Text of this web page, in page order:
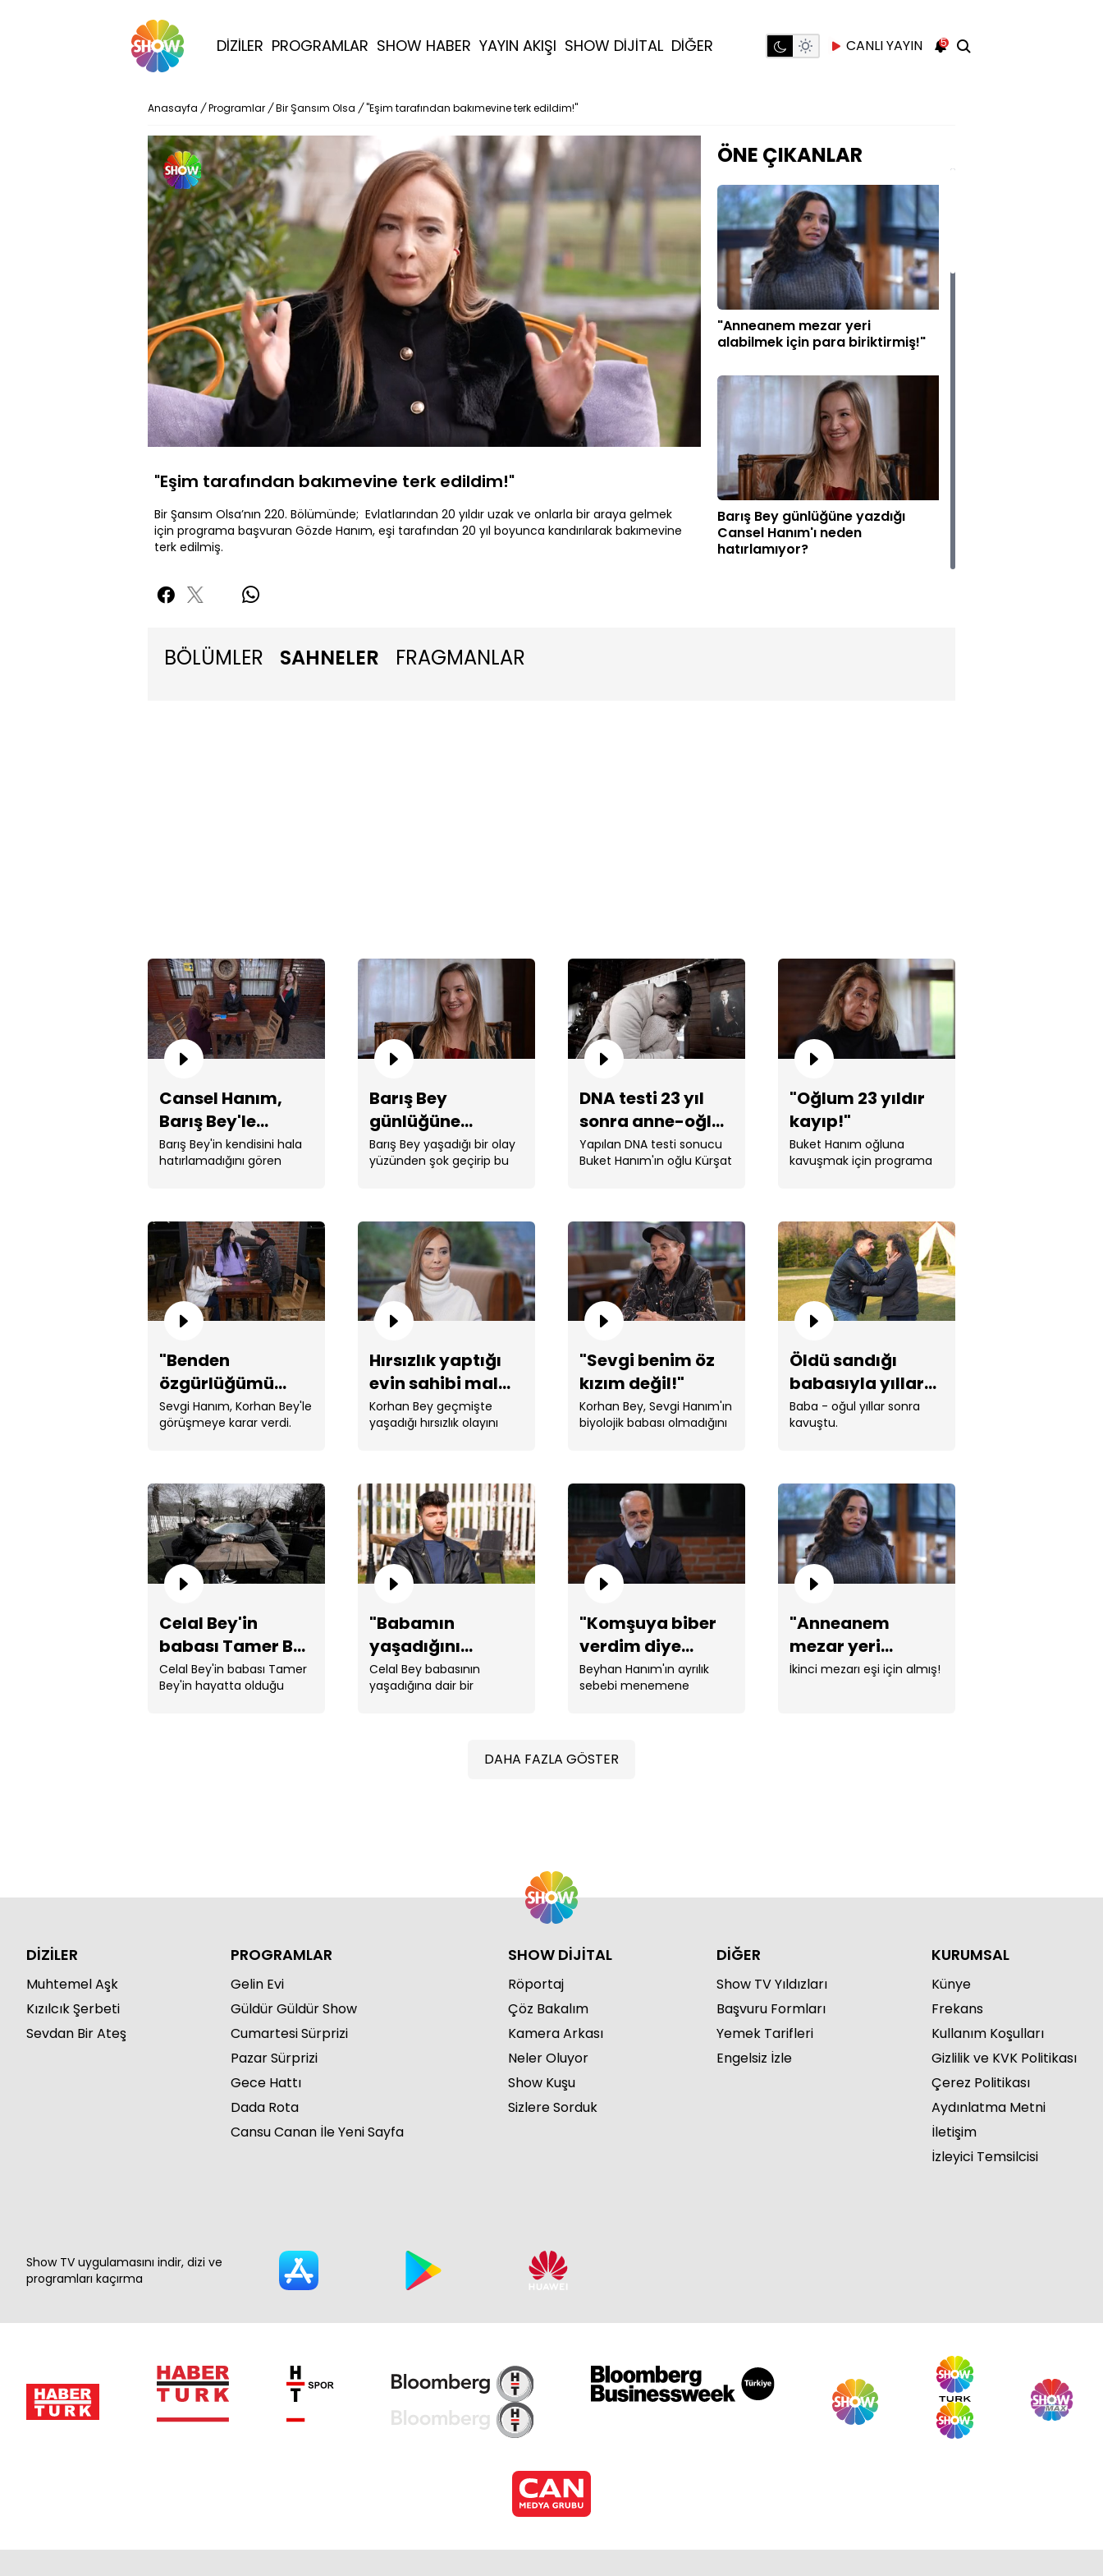
DİZİLER PROGRAMLAR SHOW HABER YAYIN AKIŞI SHOW DİJİTAL DİĞER CANLI YAYIN 5
Anasayfa / Programlar / Bir Şansım Olsa / "Eşim tarafından bakımevine terk edildim!"
Sesi
Aç
Yüklendi
25.54%
Oynatma
Hızı
"Eşim tarafından bakımevine terk edildim!"
Bir Şansım Olsa’nın 220. Bölümünde; Evlatlarından 20 yıldır uzak ve onlarla bir araya gelmek
için programa başvuran Gözde Hanım, eşi tarafından 20 yıl boyunca kandırılarak bakımevine
terk edilmiş.
ÖNE ÇIKANLAR
"Anneanem mezar yeri
alabilmek için para biriktirmiş!"
Barış Bey günlüğüne yazdığı
Cansel Hanım'ı neden
hatırlamıyor?
Cansel Hanım, Barış Bey'le
görüşmeyi reddediyor!
Özlem Hanım ve İshak Bey'in
duygusal yüzleşmesi...
"Sevgi benim öz kızım değil!"
İçerisinde "Halime" yazan
yüzüğün hikayesi...
BÖLÜMLER SAHNELER FRAGMANLAR
Cansel Hanım,
Barış Bey'le
görüşmeyi
reddediyor!
Barış Bey'in kendisini hala
hatırlamadığını gören
Barış Bey
günlüğüne
yazdığı Cansel
Hanım'ı neden
Barış Bey yaşadığı bir olay
yüzünden şok geçirip bu
DNA testi 23 yıl
sonra anne-oğlu
kavuşturdu!
Yapılan DNA testi sonucu
Buket Hanım'ın oğlu Kürşat
"Oğlum 23 yıldır
kayıp!"
Buket Hanım oğluna
kavuşmak için programa
"Benden
özgürlüğümü
aldın!"
Sevgi Hanım, Korhan Bey'le
görüşmeye karar verdi.
Hırsızlık yaptığı
evin sahibi mal
varlığını bıraktı!
Korhan Bey geçmişte
yaşadığı hırsızlık olayını
"Sevgi benim öz
kızım değil!"
Korhan Bey, Sevgi Hanım'ın
biyolojik babası olmadığını
Öldü sandığı
babasıyla yıllar
sonra kavuştu!
Baba - oğul yıllar sonra
kavuştu.
Celal Bey'in
babası Tamer Bey
hayatta!
Celal Bey'in babası Tamer
Bey'in hayatta olduğu
"Babamın
yaşadığını
düşünüyorum!"
Celal Bey babasının
yaşadığına dair bir
"Komşuya biber
verdim diye
Türkiye'ye
döndü!"
Beyhan Hanım'ın ayrılık
sebebi menemene
"Anneanem
mezar yeri
alabilmek için
İkinci mezarı eşi için almış!
DAHA FAZLA GÖSTER
DİZİLER
Muhtemel Aşk
Kızılcık Şerbeti
Sevdan Bir Ateş
PROGRAMLAR
Gelin Evi
Güldür Güldür Show
Cumartesi Sürprizi
Pazar Sürprizi
Gece Hattı
Dada Rota
Cansu Canan İle Yeni Sayfa
SHOW DİJİTAL
Röportaj
Çöz Bakalım
Kamera Arkası
Neler Oluyor
Show Kuşu
Sizlere Sorduk
DİĞER
Show TV Yıldızları
Başvuru Formları
Yemek Tarifleri
Engelsiz İzle
KURUMSAL
Künye
Frekans
Kullanım Koşulları
Gizlilik ve KVK Politikası
Çerez Politikası
Aydınlatma Metni
İletişim
İzleyici Temsilcisi
Show TV uygulamasını indir, dizi ve
programları kaçırma